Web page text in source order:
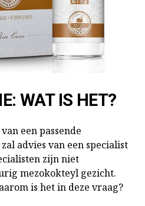
WAT IS HET?
een passende
advies van een specialist
zijn niet
mezokokteyl gezicht.
is het in deze vraag?